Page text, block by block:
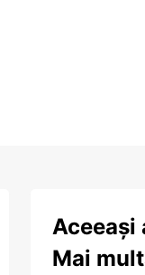
Aceeași
Mai